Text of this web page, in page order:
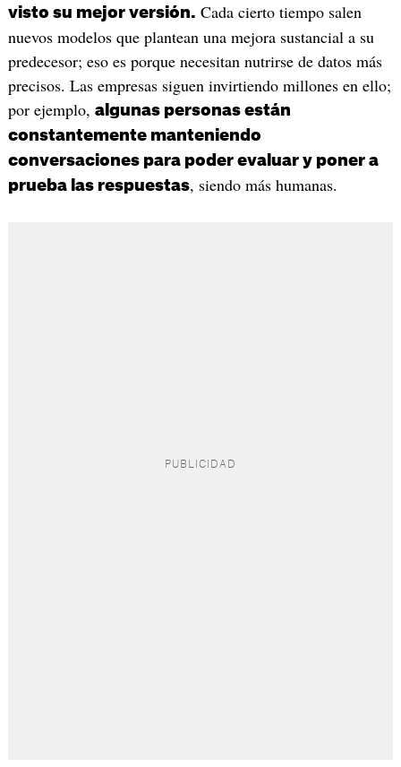
visto su mejor versión. Cada cierto tiempo salen
nuevos modelos que plantean una mejora sustancial a su
predecesor; eso es porque necesitan nutrirse de datos más
precisos. Las empresas siguen invirtiendo millones en ello;
por ejemplo, algunas personas están
constantemente manteniendo
conversaciones para poder evaluar y poner a
prueba las respuestas, siendo más humanas.